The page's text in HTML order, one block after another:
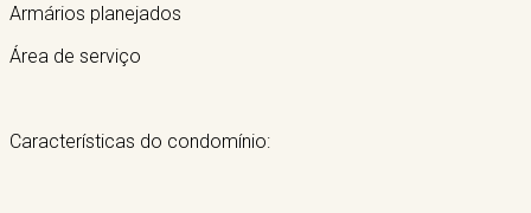
Armários planejados
Área de serviço
Características do condomínio: